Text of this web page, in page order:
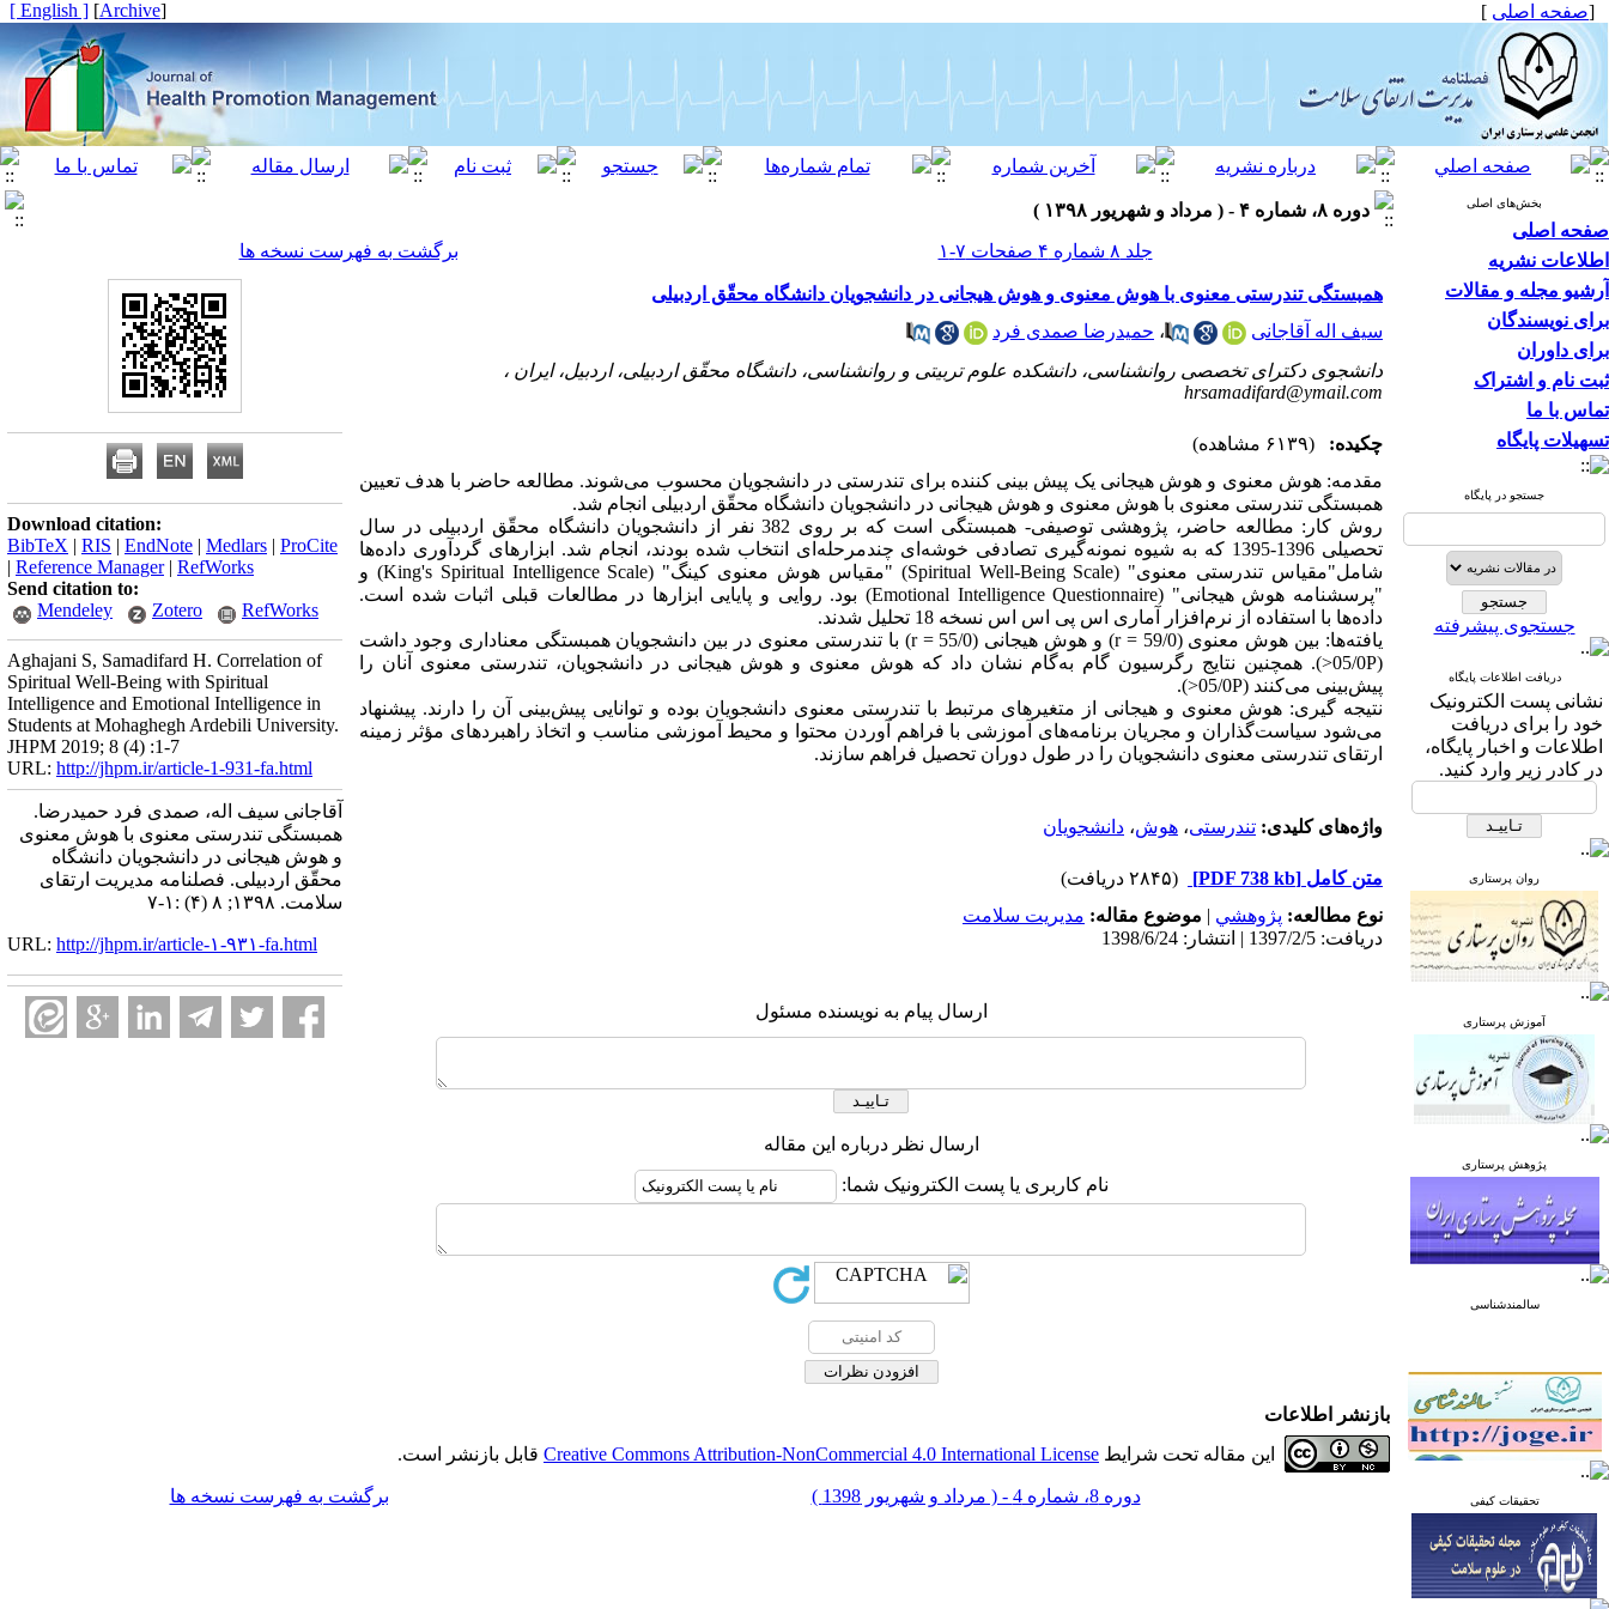
[صفحه اصلی ]
[
Archive
]
[ English ]
بخش‌های اصلی
صفحه اصلی
اطلاعات نشریه
آرشیو مجله و مقالات
برای نویسندگان
برای داوران
ثبت نام و اشتراک
تماس با ما
تسهیلات پایگاه
جستجو در پایگاه
جستجوی پیشرفته
دریافت اطلاعات پایگاه
نشانی پست الکترونیک
خود را برای دریافت
اطلاعات و اخبار پایگاه،
در کادر زیر وارد کنید.
روان پرستاری
آموزش پرستاری
پژوهش پرستاری
سالمندشناسی
تحقیقات کیفی
دوره ۸، شماره ۴ - ( مرداد و شهریور ۱۳۹۸ )
جلد ۸ شماره ۴ صفحات ۷-۱
برگشت به فهرست نسخه ها
همبستگی تندرستی معنوی با هوش معنوی و هوش هیجانی در دانشجویان دانشگاه محقّق اردبیلی
سیف اله آقاجانی
، حمیدرضا صمدی فرد
دانشجوی دکترای تخصصی روانشناسی، دانشکده علوم تربیتی و روانشناسی، دانشگاه محقّق اردبیلی، اردبیل، ایران ،
hrsamadifard@ymail.com
چکیده:
(۶۱۳۹ مشاهده)
مقدمه: هوش معنوی و هوش هیجانی یک پیش بینی کننده برای تندرستی در دانشجویان محسوب می‌شوند. مطالعه حاضر با هدف تعیین
همبستگی تندرستی معنوی با هوش معنوی و هوش هیجانی در دانشجویان دانشگاه محقّق اردبیلی انجام شد.
روش کار: مطالعه حاضر، پژوهشی توصیفی- همبستگی است که بر روی 382 نفر از دانشجویان دانشگاه محقّق اردبیلی در سال
تحصیلی 1396-1395 که به شیوه نمونه‌گیری تصادفی خوشه‌ای چندمرحله‌ای انتخاب شده بودند، انجام شد. ابزارهای گردآوری داده‌ها
شامل"مقیاس تندرستی معنوی" (Spiritual Well-Being Scale) "مقیاس هوش معنوی کینگ" (King's Spiritual Intelligence Scale) و
"پرسشنامه هوش هیجانی" (Emotional Intelligence Questionnaire) بود. روایی و پایایی ابزارها در مطالعات قبلی اثبات شده است.
داده‌ها با استفاده از نرم‌افزار آماری اس پی اس اس نسخه 18 تحلیل شدند.
یافته‌ها: بین هوش معنوی (59/0 = r) و هوش هیجانی (55/0 = r) با تندرستی معنوی در بین دانشجویان همبستگی معناداری وجود داشت
(05/0P<). همچنین نتایج رگرسیون گام به‌گام نشان داد که هوش معنوی و هوش هیجانی در دانشجویان، تندرستی معنوی آنان را
پیش‌بینی می‌کنند (05/0P<).
نتیجه گیری: هوش معنوی و هیجانی از متغیرهای مرتبط با تندرستی معنوی دانشجویان بوده و توانایی پیش‌بینی آن را دارند. پیشنهاد
می‌شود سیاست‌گذاران و مجریان برنامه‌های آموزشی با فراهم آوردن محتوا و محیط آموزشی مناسب و اتخاذ راهبردهای مؤثر زمینه
ارتقای تندرستی معنوی دانشجویان را در طول دوران تحصیل فراهم سازند.
واژه‌های کلیدی: تندرستی، هوش، دانشجویان
متن کامل [PDF 738 kb]
(۲۸۴۵ دریافت)
نوع مطالعه: پژوهشي | موضوع مقاله: مدیریت سلامت
دریافت: 1397/2/5 | انتشار: 1398/6/24
ارسال پیام به نویسنده مسئول
ارسال نظر درباره این مقاله
نام کاربری یا پست الکترونیک شما:
Download citation:
BibTeX | RIS | EndNote | Medlars | ProCite
| Reference Manager| RefWorks
Send citation to:
Mendeley
Zotero RefWorks
Aghajani S, Samadifard H. Correlation of
Spiritual Well-Being with Spiritual
Intelligence and Emotional Intelligence in
Students at Mohaghegh Ardebili University.
JHPM 2019; 8 (4) :1-7
URL: http://jhpm.ir/article-1-931-fa.html
آقاجانی سیف اله، صمدی فرد حمیدرضا.
همبستگی تندرستی معنوی با هوش معنوی
و هوش هیجانی در دانشجویان دانشگاه
محقّق اردبیلی. فصلنامه مدیریت ارتقای
سلامت. ۱۳۹۸; ۸ (۴) :۱-۷
URL: http://jhpm.ir/article-۱-۹۳۱-fa.html
بازنشر اطلاعات
این مقاله تحت شرایط Creative Commons Attribution-NonCommercial 4.0 International License قابل بازنشر است.
دوره 8، شماره 4 - ( مرداد و شهریور 1398 ) برگشت به فهرست نسخه ها